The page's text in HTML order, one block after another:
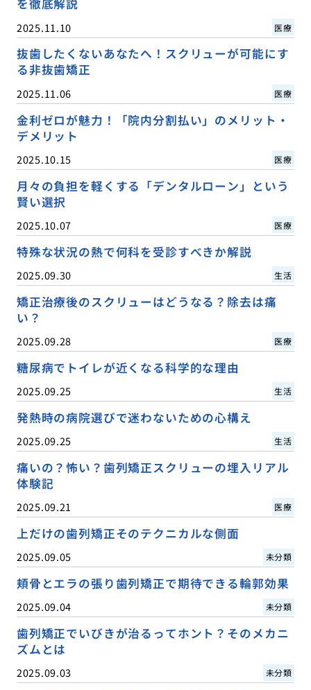
を徹底解説
2025.11.10 医療
抜歯したくないあなたへ！スクリューが可能にす
る非抜歯矯正
2025.11.06 医療
金利ゼロが魅力！「院内分割払い」のメリット・
デメリット
2025.10.15 医療
月々の負担を軽くする「デンタルローン」という
賢い選択
2025.10.07 医療
特殊な状況の熱で何科を受診すべきか解説
2025.09.30 生活
矯正治療後のスクリューはどうなる？除去は痛
い？
2025.09.28 医療
糖尿病でトイレが近くなる科学的な理由
2025.09.25 生活
発熱時の病院選びで迷わないための心構え
2025.09.25 生活
痛いの？怖い？歯列矯正スクリューの埋入リアル
体験記
2025.09.21 医療
上だけの歯列矯正そのテクニカルな側面
2025.09.05 未分類
頬骨とエラの張り歯列矯正で期待できる輪郭効果
2025.09.04 未分類
歯列矯正でいびきが治るってホント？そのメカニ
ズムとは
2025.09.03 未分類